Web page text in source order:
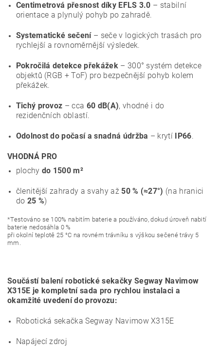
Centimetrová přesnost díky EFLS 3.0 – stabilní
orientace a plynulý pohyb po zahradě.
Systematické sečení– seče v logických trasách pro
rychlejší a rovnoměrnější výsledek.
Pokročilá detekce překážek– 300° systém detekce
objektů (RGB + ToF) pro bezpečnější pohyb kolem
překážek.
Tichý provoz – cca 60 dB(A), vhodné i do
rezidenčních oblastí.
Odolnost do počasí a snadná údržba – krytí IP66.
VHODNÁ PRO
plochy do 1500 m²
členitější zahrady a svahy až 50 % (≈27°) (na hranici
do 25 %)
*Testováno se 100% nabitím baterie a používáno, dokud úroveň nabití
baterie nedosáhla 0 %
při okolní teplotě 25 °C na rovném trávníku s výškou sečené trávy 5
mm.
Součástí balení robotické sekačky Segway Navimow
X315E je kompletní sada pro rychlou instalaci a
okamžité uvedení do provozu:
Robotická sekačka Segway Navimow X315E
Napájecí zdroj